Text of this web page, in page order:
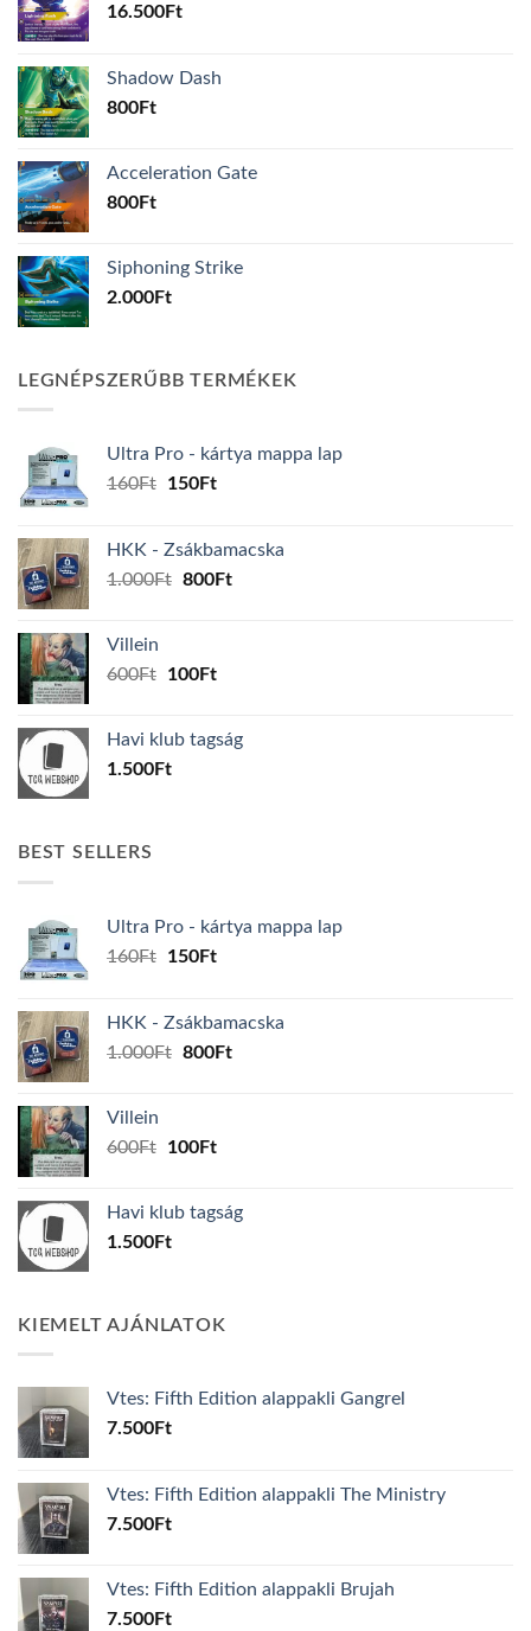
16.500Ft
Shadow Dash
800Ft
Acceleration Gate
800Ft
Siphoning Strike
2.000Ft
LEGNÉPSZERŰBB TERMÉKEK
Ultra Pro - kártya mappa lap
160Ft
Original
160Ft.
150FtCurrent
150Ft.
HKK - Zsákbamacska
1.000Ft Original
800FtCurrent
Villein
600Ft
Original
600Ft.
100FtCurrent
100Ft.
Havi klub tagság
1.500Ft
BEST SELLERS
Ultra Pro - kártya mappa lap
160Ft
Original
160Ft.
150FtCurrent
150Ft.
HKK - Zsákbamacska
1.000Ft Original
800FtCurrent
Villein
600Ft
Original
600Ft.
100FtCurrent
100Ft.
Havi klub tagság
1.500Ft
KIEMELT AJÁNLATOK
Vtes: Fifth Edition alappakli Gangrel
7.500Ft
Vtes: Fifth Edition alappakli The Ministry
7.500Ft
Vtes: Fifth Edition alappakli Brujah
7.500Ft